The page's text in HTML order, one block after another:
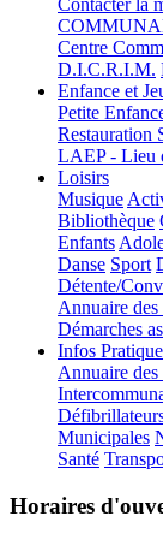
Contacter la
Centre
D.I.C.R.I.M.
Enfance et
Petite
Restauration
LAEP - Lieu
Loisirs
Musique
Bibliothèque
Enfants
Danse Sport
Détente/
Annuaire des
Démarches
Infos
Annuaire des
Municipales
Santé
Horaires